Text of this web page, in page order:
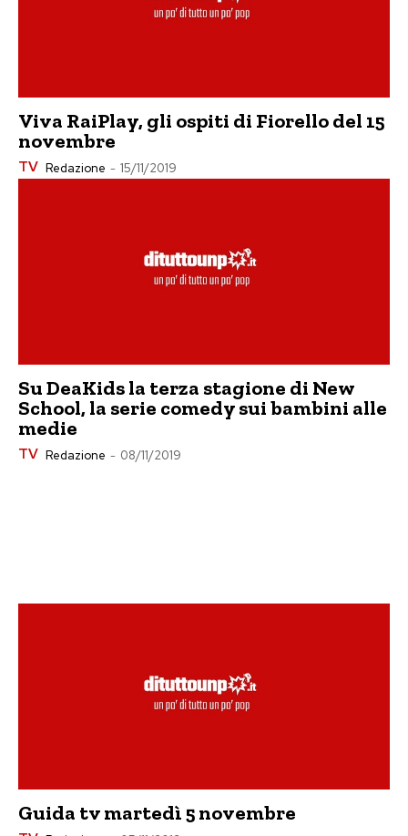
Viva RaiPlay, gli ospiti di Fiorello del 15
novembre
TV Redazione - 15/11/2019
Su DeaKids la terza stagione di New
School, la serie comedy sui bambini alle
medie
TV Redazione - 08/11/2019
Guida tv martedì 5 novembre